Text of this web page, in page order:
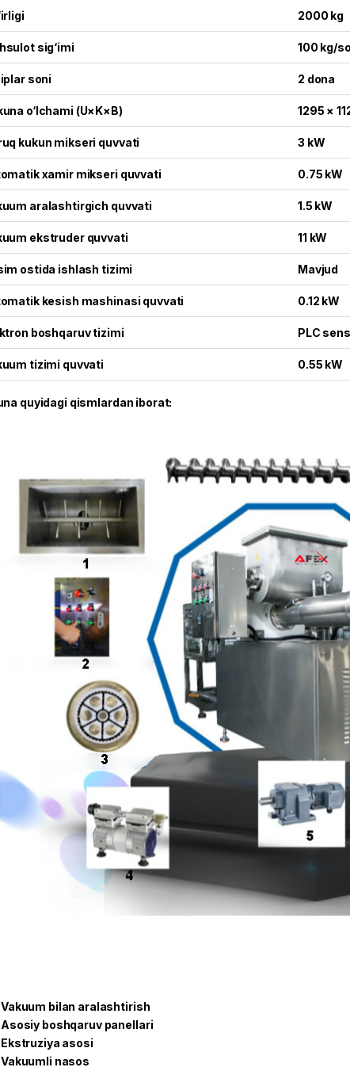
2000 kg
sig‘imi 100 kg/
soni 2 dona
o‘lchami (U×K×B) 1295 ×
kukun mikseri quvvati 3 kW
xamir mikseri quvvati 0.75 kW
aralashtirgich quvvati 1.5 kW
ekstruder quvvati 11 kW
ostida ishlash tizimi Mavjud
kesish mashinasi quvvati 0.12 kW
boshqaruv tizimi PLC
tizimi quvvati 0.55 kW
quyidagi qismlardan iborat:
Vakuum bilan aralashtirish
Asosiy boshqaruv panellari
Ekstruziya asosi
Vakuumli nasos